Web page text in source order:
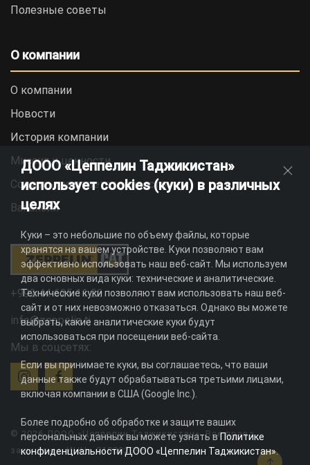
Полезные советы
О компании
О компании
Новости
История компании
Миссия и ценности
Социальная ответственность
Вакансии
+992 44 625 11 22
info@zeppelin.tj
Мы в соцсетях:
© 2026 ДООО «Цеппелин Таджикистан». Все права
защищены. ИНН - 010082996
ДООО «Цеппелин Таджикистан»
использует cookies (куки) в различных
целях
Куки – это небольшие по объему файлы, которые
хранятся на вашем устройстве. Куки позволяют вам
эффективно использовать наш веб-сайт. Мы используем
два основных вида куки: технические и аналитические.
Технические куки позволяют вам использовать наш веб-
сайт и от них невозможно отказаться. Однако вы можете
выбрать, какие аналитические куки будут
использоваться при посещении веб-сайта.
Если вы принимаете куки, вы соглашаетесь, что ваши
данные также будут обрабатываться третьими лицами,
включая компании в США (Google Inc.).
Более подробно об обработке и защите ваших
персональных данных вы можете узнать вПолитике
конфиденциальности ДООО «Цеппелин Таджикистан».